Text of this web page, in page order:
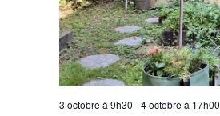
3 octobre à 9h30 -4 octobre à 17h00